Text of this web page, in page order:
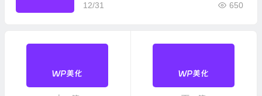
12/31 650